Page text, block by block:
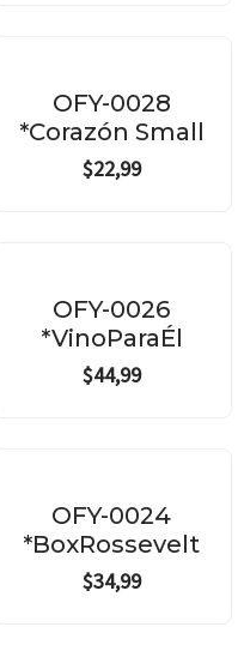
OFY-0028
*Corazón Small
$22,99
OFY-0026
*VinoParaÉl
$44,99
OFY-0024
*BoxRossevelt
$34,99